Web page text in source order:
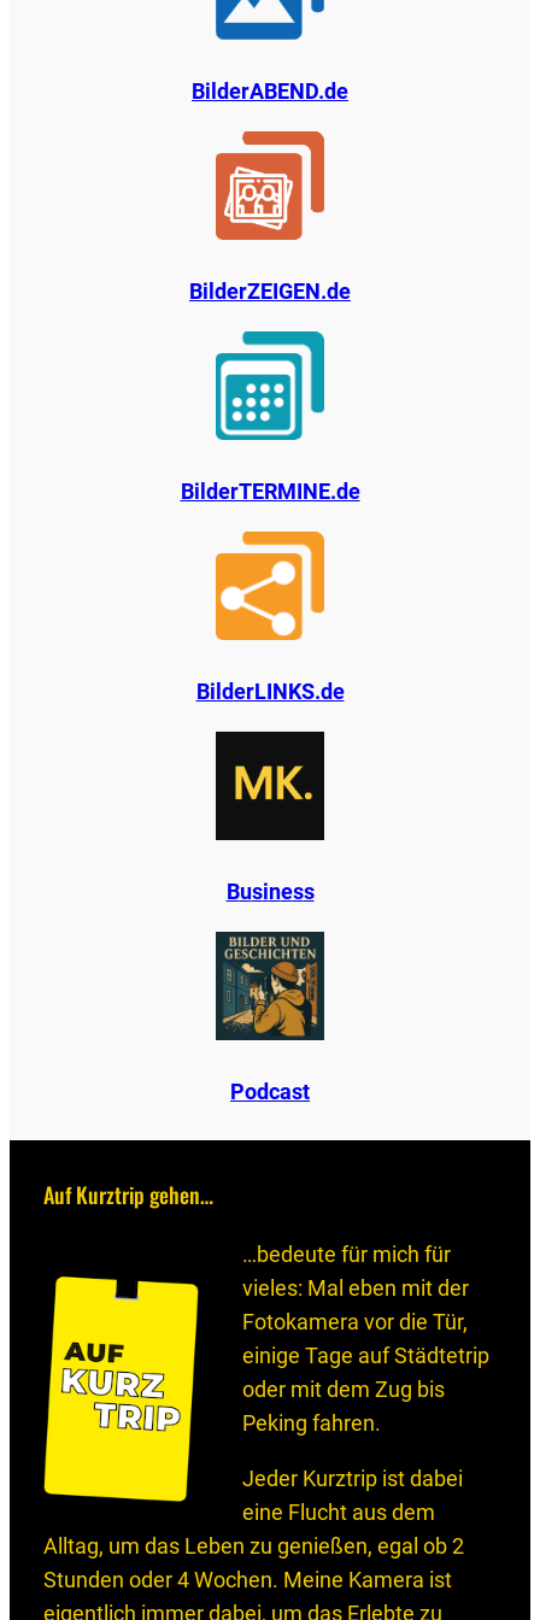
BilderABEND.de
BilderZEIGEN.de
BilderTERMINE.de
BilderLINKS.de
Business
Podcast
Auf Kurztrip gehen…
…bedeute für mich für
vieles: Mal eben mit der
Fotokamera vor die Tür,
einige Tage auf Städtetrip
oder mit dem Zug bis
Peking fahren.
Jeder Kurztrip ist dabei
eine Flucht aus dem
Alltag, um das Leben zu genießen, egal ob 2
Stunden oder 4 Wochen. Meine Kamera ist
eigentlich immer dabei, um das Erlebte zu